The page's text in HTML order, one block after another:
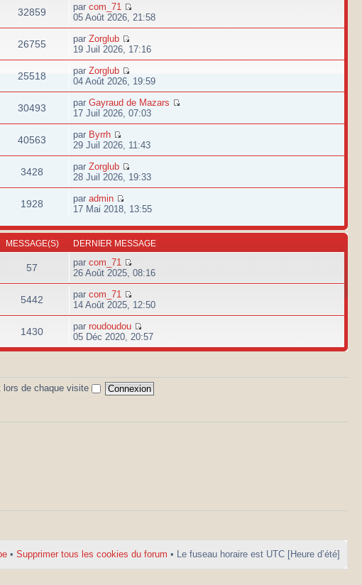
32859 parcom_71
05 Août 2026, 21:58
26755 parZorglub
19 Juil 2026, 17:16
25518 parZorglub
04 Août 2026, 19:59
30493 parGayraud de Mazars
17 Juil 2026, 07:03
40563 par Byrrh
29 Juil 2026, 11:43
3428 parZorglub
28 Juil 2026, 19:33
1928 paradmin
17 Mai 2018, 13:55
MESSAGE(S) DERNIER MESSAGE
57 parcom_71
26 Août 2025, 08:16
5442 parcom_71
14 Août 2025, 12:50
1430 parroudoudou
05 Déc 2020, 20:57
lors de chaque visite
• Supprimer tous les cookies du forum • Le fuseau horaire est UTC [Heure d’été]